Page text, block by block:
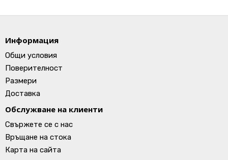
Информация
Общи условия
Поверителност
Размери
Доставка
Обслужване на клиенти
Свържете се с нас
Връщане на стока
Карта на сайта